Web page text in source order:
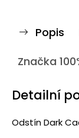
Popis
Značka
Detailní
Odstín Dark